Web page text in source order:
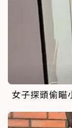
女子探頭偷瞄